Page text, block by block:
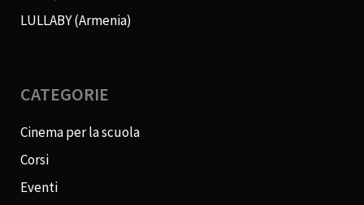
LULLABY (Armenia)
CATEGORIE
Cinema per la scuola
Corsi
Eventi